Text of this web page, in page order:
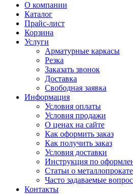
О компании
Каталог
Прайс-лист
Корзина
Услуги
Арматурные каркасы
Резка
Заказать звонок
Доставка
Свободная заявка
Информация
Условия оплаты
Условия продажи
О ценах на сайте
Как оформить заказ
Как получить заказ
Условия доставки
Инструкция по
Статьи о металлопрокате
Часто задаваемые
Контакты